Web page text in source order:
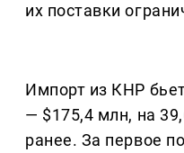
их поставки
Импорт из КНР
— $175,4 млн, на
ранее. За первое